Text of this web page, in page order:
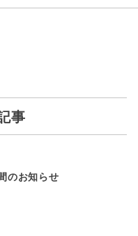
事
のお知らせ